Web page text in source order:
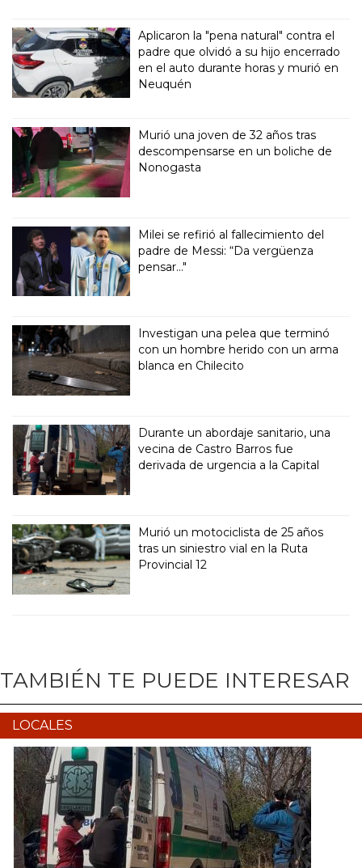
Aplicaron la "pena natural" contra el
padre que olvidó a su hijo encerrado
en el auto durante horas y murió en
Neuquén
Murió una joven de 32 años tras
descompensarse en un boliche de
Nonogasta
Milei se refirió al fallecimiento del
padre de Messi: “Da vergüenza
pensar..."
Investigan una pelea que terminó
con un hombre herido con un arma
blanca en Chilecito
Durante un abordaje sanitario, una
vecina de Castro Barros fue
derivada de urgencia a la Capital
Murió un motociclista de 25 años
tras un siniestro vial en la Ruta
Provincial 12
TAMBIÉN TE PUEDE INTERESAR
LOCALES